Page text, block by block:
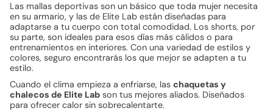
Las mallas deportivas son un básico que toda mujer necesita
en su armario, y las de Elite Lab están diseñadas para
adaptarse a tu cuerpo con total comodidad. Los shorts, por
su parte, son ideales para esos días más cálidos o para
entrenamientos en interiores. Con una variedad de estilos y
colores, seguro encontrarás los que mejor se adapten a tu
estilo.
Cuando el clima empieza a enfriarse, las chaquetas y
chalecos de Elite Lab son tus mejores aliados. Diseñados
para ofrecer calor sin sobrecalentarte.